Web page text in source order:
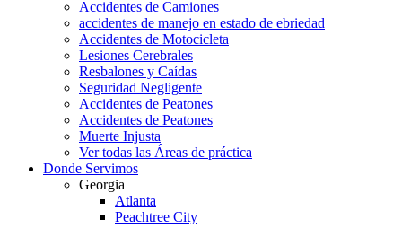
Accidentes de Camiones
accidentes de manejo en estado de ebriedad
Accidentes de Motocicleta
Lesiones Cerebrales
Resbalones y Caídas
Seguridad Negligente
Accidentes de Peatones
Accidentes de Peatones
Muerte Injusta
Ver todas las Áreas de práctica
Donde Servimos
Georgia
Atlanta
Peachtree City